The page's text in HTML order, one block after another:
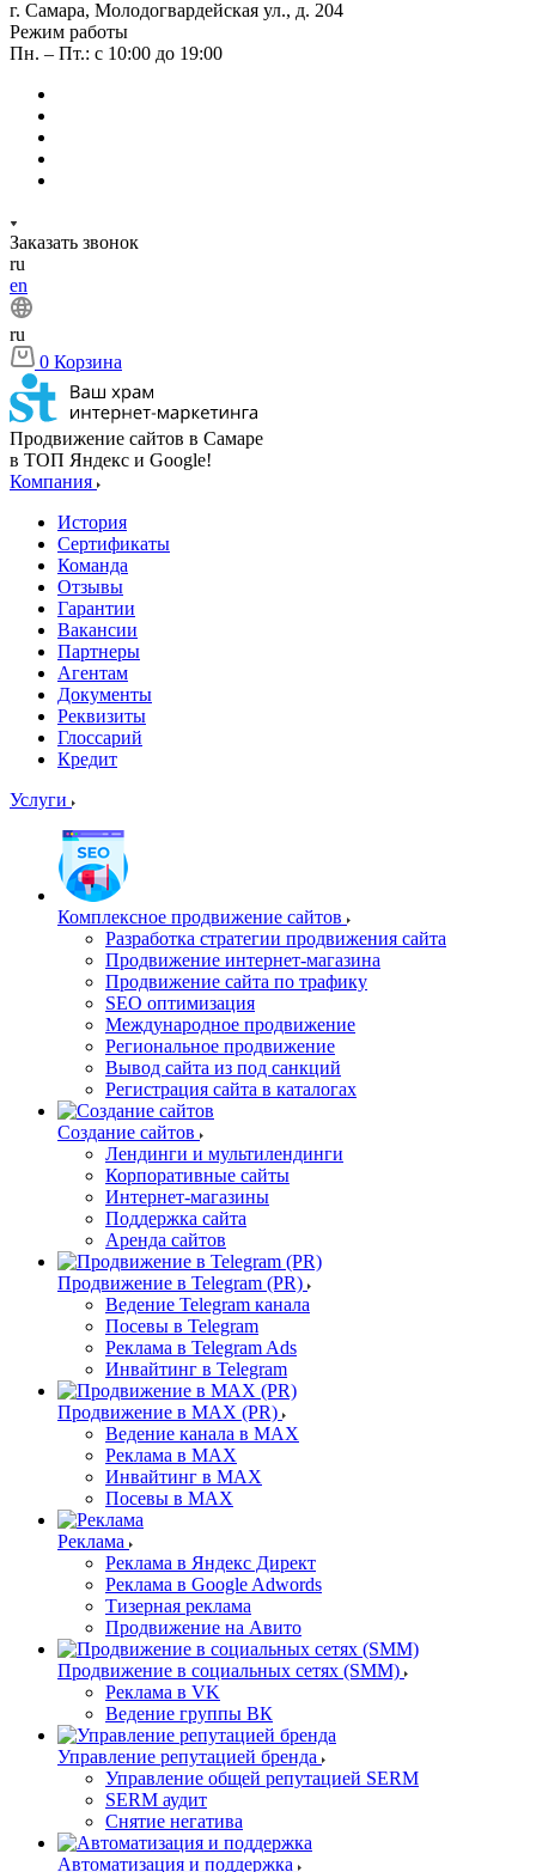
г. Самара, Молодогвардейская ул., д. 204
Режим работы
Пн. – Пт.: с 10:00 до 19:00
Заказать звонок
ru
en
ru
0 Корзина
Продвижение сайтов в Самаре
в ТОП Яндекс и Google!
Компания
История
Сертификаты
Команда
Отзывы
Гарантии
Вакансии
Партнеры
Агентам
Документы
Реквизиты
Глоссарий
Кредит
Услуги
Комплексное продвижение сайтов
Разработка стратегии продвижения сайта
Продвижение интернет-магазина
Продвижение сайта по трафику
SEO оптимизация
Международное продвижение
Региональное продвижение
Вывод сайта из под санкций
Регистрация сайта в каталогах
Создание сайтов
Лендинги и мультилендинги
Корпоративные сайты
Интернет-магазины
Поддержка сайта
Аренда сайтов
Продвижение в Telegram (PR)
Ведение Telegram канала
Посевы в Telegram
Реклама в Telegram Ads
Инвайтинг в Telegram
Продвижение в MAX (PR)
Ведение канала в MAX
Реклама в MAX
Инвайтинг в MAX
Посевы в MAX
Реклама
Реклама в Яндекс Директ
Реклама в Google Adwords
Тизерная реклама
Продвижение на Авито
Продвижение в социальных сетях (SMM)
Реклама в VK
Ведение группы ВК
Управление репутацией бренда
Управление общей репутацией SERM
SERM аудит
Снятие негатива
Автоматизация и поддержка